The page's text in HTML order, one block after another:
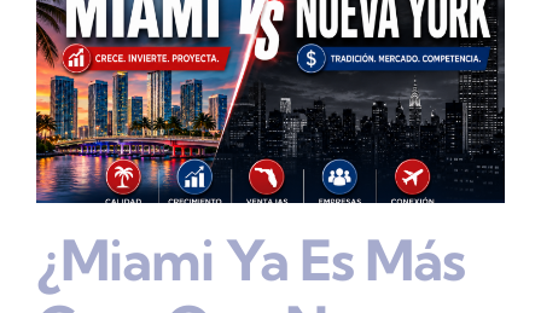
¿Miami Ya Es Más